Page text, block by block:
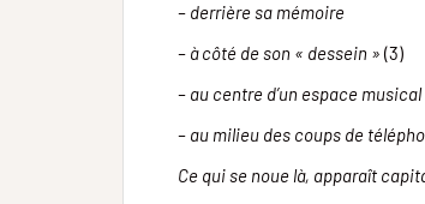
– derrière sa mémoire
– à côté de son « dessein » (3)
– au centre d’un espace musical
– au milieu des coups de
Ce qui se noue là, apparaît